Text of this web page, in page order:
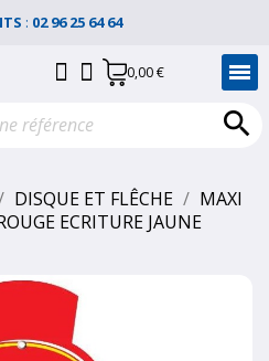
: 02 96 25 64 64
0,00 €

DISQUE ET FLÊCHE
MAXI
ECRITURE JAUNE